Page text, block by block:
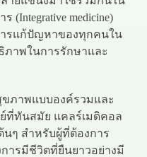
medicine)
รแก้ปัญหาของทุกคนใน
ภาพในการรักษาและ
ภาพแบบองค์รวมและ
ที่ทันสมัย แคลร์เมดิคอล
นๆ สำหรับผู้ที่ต้องการ
ารมีชีวิตที่ยืนยาวอย่างมี